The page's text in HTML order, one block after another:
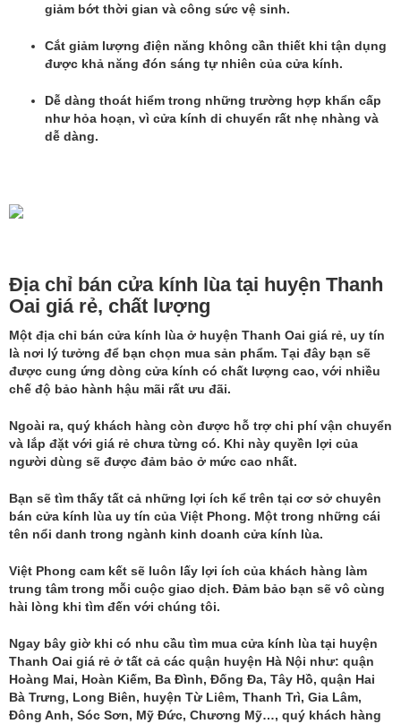
giảm bớt thời gian và công sức vệ sinh.
Cắt giảm lượng điện năng không cần thiết khi tận dụng
được khả năng đón sáng tự nhiên của cửa kính.
Dễ dàng thoát hiểm trong những trường hợp khẩn cấp
như hỏa hoạn, vì cửa kính di chuyển rất nhẹ nhàng và
dễ dàng.
Địa chỉ bán cửa kính lùa tại huyện Thanh
Oai giá rẻ, chất lượng
Một địa chỉ bán cửa kính lùa ở huyện Thanh Oai giá rẻ, uy tín
là nơi lý tưởng để bạn chọn mua sản phẩm. Tại đây bạn sẽ
được cung ứng dòng cửa kính có chất lượng cao, với nhiều
chế độ bảo hành hậu mãi rất ưu đãi.
Ngoài ra, quý khách hàng còn được hỗ trợ chi phí vận chuyển
và lắp đặt với giá rẻ chưa từng có. Khi này quyền lợi của
người dùng sẽ được đảm bảo ở mức cao nhất.
Bạn sẽ tìm thấy tất cả những lợi ích kể trên tại cơ sở chuyên
bán cửa kính lùa uy tín của Việt Phong. Một trong những cái
tên nổi danh trong ngành kinh doanh cửa kính lùa.
Việt Phong cam kết sẽ luôn lấy lợi ích của khách hàng làm
trung tâm trong mỗi cuộc giao dịch. Đảm bảo bạn sẽ vô cùng
hài lòng khi tìm đến với chúng tôi.
Ngay bây giờ khi có nhu cầu tìm mua cửa kính lùa tại huyện
Thanh Oai giá rẻ ở tất cả các quận huyện Hà Nội như: quận
Hoàng Mai, Hoàn Kiếm, Ba Đình, Đống Đa, Tây Hồ, quận Hai
Bà Trưng, Long Biên, huyện Từ Liêm, Thanh Trì, Gia Lâm,
Đông Anh, Sóc Sơn, Mỹ Đức, Chương Mỹ…, quý khách hàng